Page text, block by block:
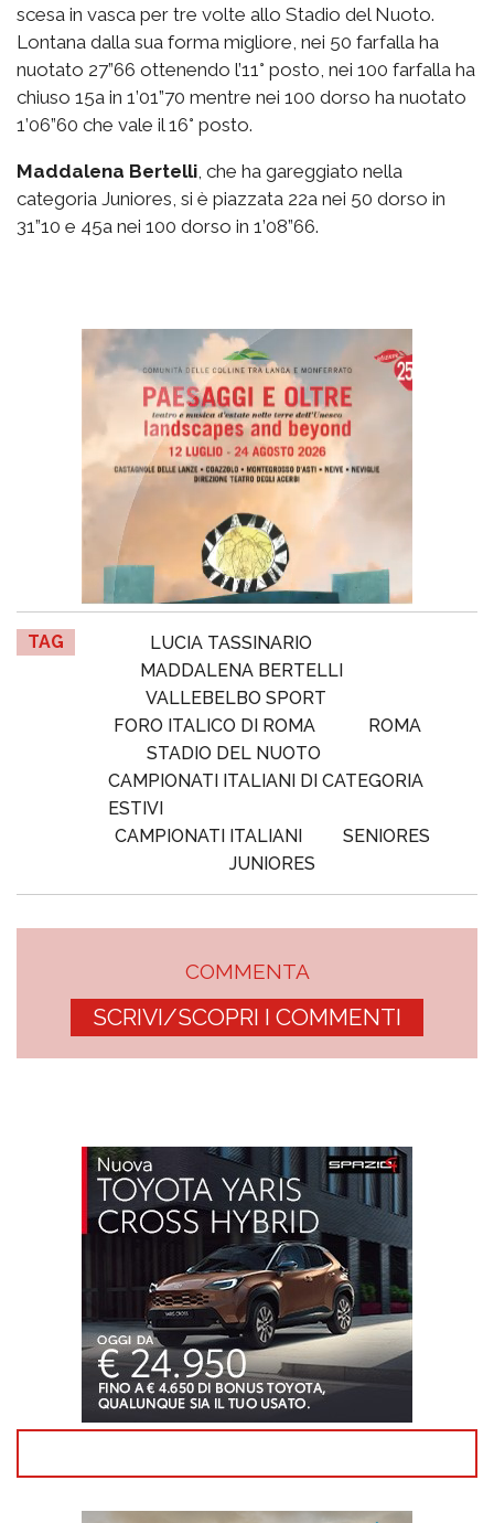
scesa in vasca per tre volte allo Stadio del Nuoto.
Lontana dalla sua forma migliore, nei 50 farfalla ha
nuotato 27”66 ottenendo l’11° posto, nei 100 farfalla ha
chiuso 15a in 1’01”70 mentre nei 100 dorso ha nuotato
1’06”60 che vale il 16° posto.
Maddalena Bertelli, che ha gareggiato nella
categoria Juniores, si è piazzata 22a nei 50 dorso in
31”10 e 45a nei 100 dorso in 1’08”66.
TAG
LUCIA TASSINARIO
MADDALENA BERTELLI
VALLEBELBO SPORT
FORO ITALICO DI ROMA
ROMA
STADIO DEL NUOTO
CAMPIONATI ITALIANI DI CATEGORIA
ESTIVI
CAMPIONATI ITALIANI
SENIORES
JUNIORES
COMMENTA
SCRIVI/SCOPRI I COMMENTI